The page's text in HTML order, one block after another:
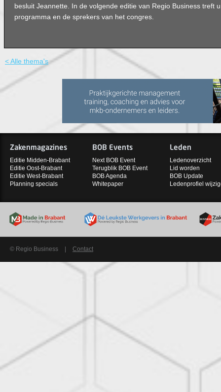
besluit Jeannette. In de volgende editie van Regio Business treft
programma en de sprekers van het congres.
< Alle thema's
Zakenmagazines
Editie Midden-Brabant
Editie Oost-Brabant
Editie West-Brabant
Planning specials
BOB Events
Next BOB Event
Terugblik BOB Event
BOB Agenda
Whitepaper
Leden
Ledenoverzicht
Lid worden
BOB Update
Ledenprofiel
© Regio Business Contact